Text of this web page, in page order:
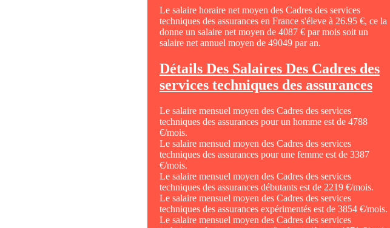
Le salaire horaire net moyen des Cadres des services
techniques des assurances en France s'éleve à 26.95 €, ce la
donne un salaire net moyen de 4087 € par mois soit un
salaire net annuel moyen de 49049 par an.
Détails Des Salaires Des Cadres des
services techniques des assurances
Le salaire mensuel moyen des Cadres des services
techniques des assurances pour un homme est de 4788
€/mois.
Le salaire mensuel moyen des Cadres des services
techniques des assurances pour une femme est de 3387
€/mois.
Le salaire mensuel moyen des Cadres des services
techniques des assurances débutants est de 2219 €/mois.
Le salaire mensuel moyen des Cadres des services
techniques des assurances expérimentés est de 3854 €/mois.
Le salaire mensuel moyen des Cadres des services